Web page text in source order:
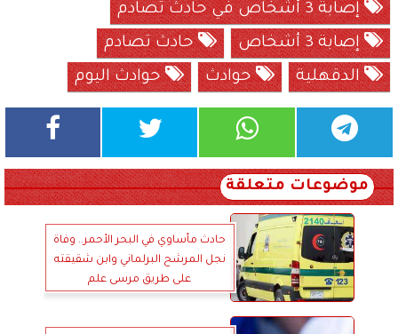
إصابة 3 أشخاص في حادث تصادم
إصابة 3 أشخاص
حادث تصادم
الدقهلية
حوادث حوادث اليوم
موضوعات متعلقة
حادث مأساوي في البحر الأحمر.. وفاة
نجل المرشح البرلماني وابن شقيقته
على طريق مرسى علم